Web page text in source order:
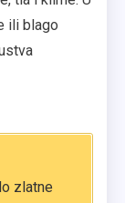
ili blago
zlatne